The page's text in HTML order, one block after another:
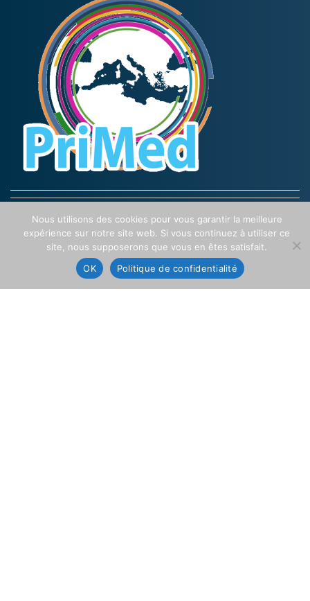
MÉDITERRANÉE AUDIOVISUELLE
Nous utilisons des cookies pour vous garantir la meilleure
expérience sur notre site web. Si vous continuez à utiliser ce
site, nous supposerons que vous en êtes satisfait.
OK
Politique de confidentialité